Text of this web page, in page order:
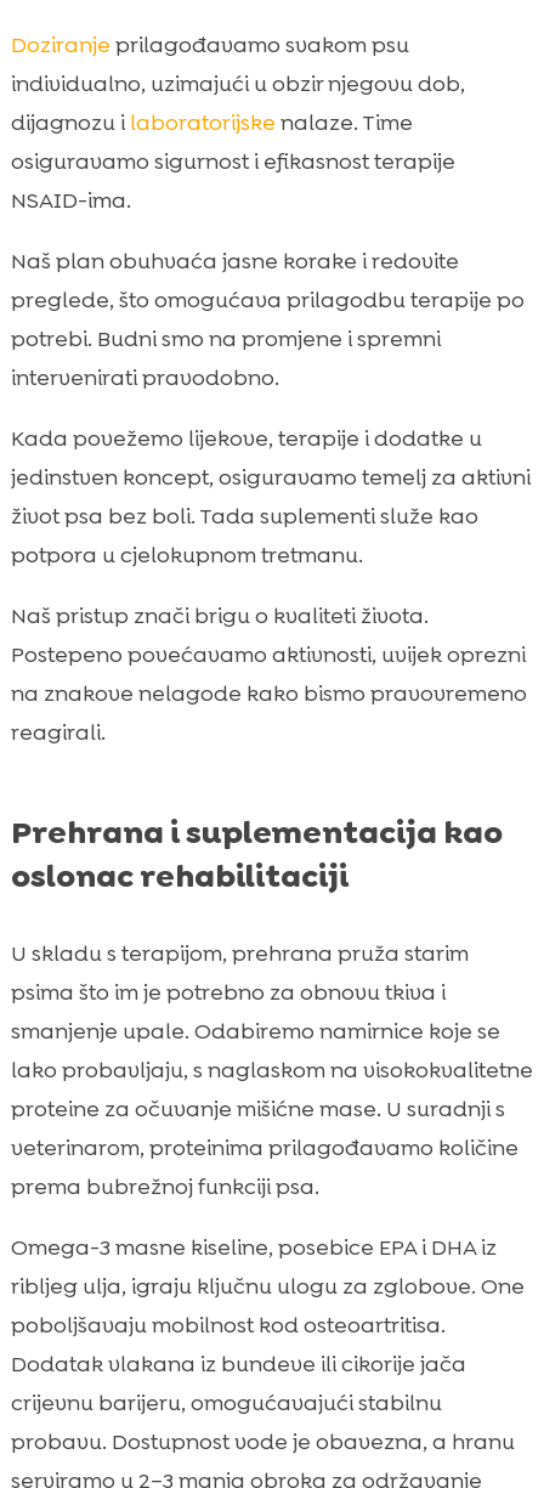
Doziranje prilagođavamo svakom psu
individualno, uzimajući u obzir njegovu dob,
dijagnozu ilaboratorijske nalaze. Time
osiguravamo sigurnost i efikasnost terapije
NSAID-ima.
Naš plan obuhvaća jasne korake i redovite
preglede, što omogućava prilagodbu terapije po
potrebi. Budni smo na promjene i spremni
intervenirati pravodobno.
Kada povežemo lijekove, terapije i dodatke u
jedinstven koncept, osiguravamo temelj za aktivni
život psa bez boli. Tada suplementi služe kao
potpora u cjelokupnom tretmanu.
Naš pristup znači brigu o kvaliteti života.
Postepeno povećavamo aktivnosti, uvijek oprezni
na znakove nelagode kako bismo pravovremeno
reagirali.
Prehrana i suplementacija kao
oslonac rehabilitaciji
U skladu s terapijom, prehrana pruža starim
psima što im je potrebno za obnovu tkiva i
smanjenje upale. Odabiremo namirnice koje se
lako probavljaju, s naglaskom na visokokvalitetne
proteine za očuvanje mišićne mase. U suradnji s
veterinarom, proteinima prilagođavamo količine
prema bubrežnoj funkciji psa.
Omega-3 masne kiseline, posebice EPA i DHA iz
ribljeg ulja, igraju ključnu ulogu za zglobove. One
poboljšavaju mobilnost kod osteoartritisa.
Dodatak vlakana iz bundeve ili cikorije jača
crijevnu barijeru, omogućavajući stabilnu
probavu. Dostupnost vode je obavezna, a hranu
serviramo u 2–3 manja obroka za održavanje